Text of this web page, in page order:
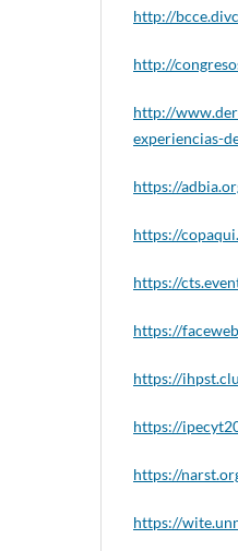
http://
http://
http://
experiencias-
https://
https://
https://
https://
https://
https://
https://
https://